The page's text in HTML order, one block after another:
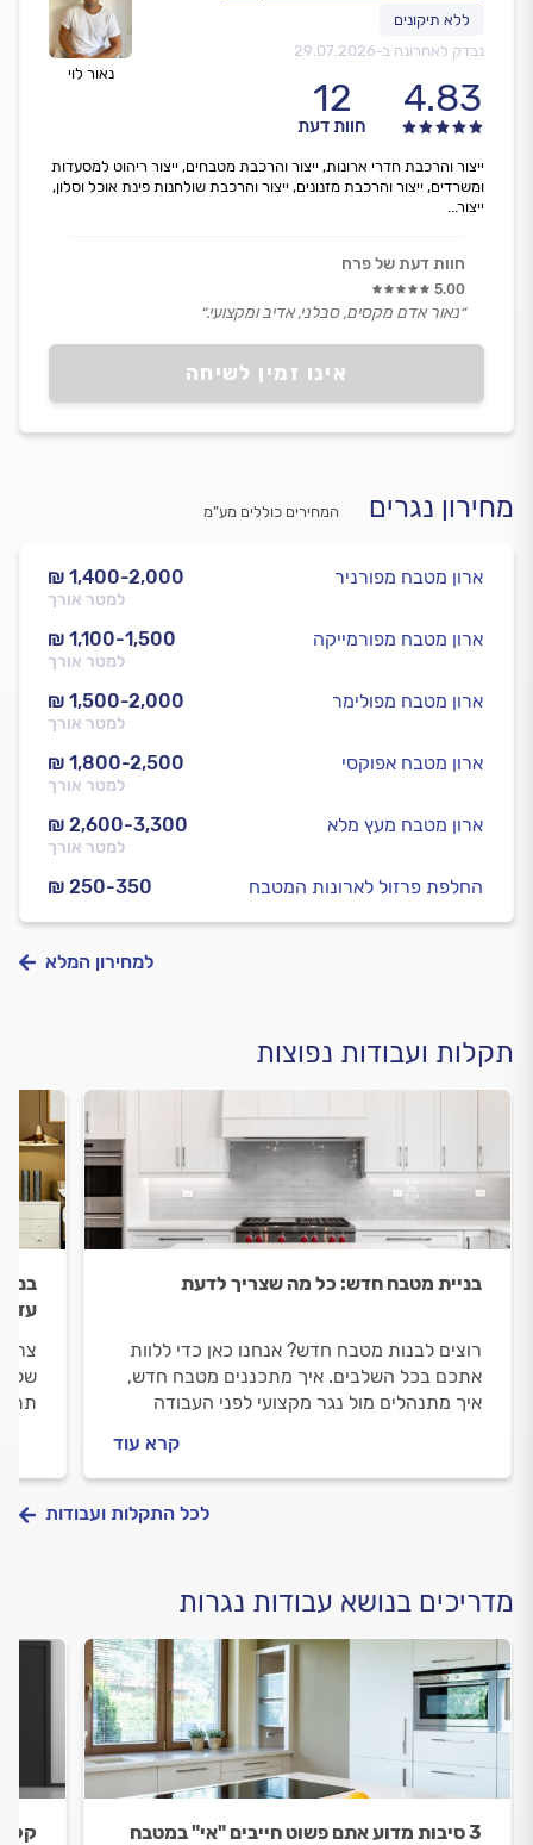
נאור לוי
נבדק לאחרונה ב-29.07.2026
4.83
12
חוות דעת
אינו זמין לשיחה
ייצור והרכבת חדרי ארונות, ייצור והרכבת מטבחים, ייצור ריהוט למסעדות
ומשרדים, ייצור והרכבת מזנונים, ייצור והרכבת שולחנות פינת אוכל וסלון,
ייצור...
חוות דעת של פרח
5.00
״נאור אדם מקסים, סבלני, אדיב ומקצועי.״
מחירון נגרים המחירים כוללים מע”מ
₪ 1,400-2,000
למטר אורך
ארון מטבח מפורניר
₪ 1,100-1,500
למטר אורך
ארון מטבח מפורמייקה
₪ 1,500-2,000
למטר אורך
ארון מטבח מפולימר
₪ 1,800-2,500
למטר אורך
ארון מטבח אפוקסי
₪ 2,600-3,300
למטר אורך
ארון מטבח מעץ מלא
₪ 250-350 החלפת פרזול לארונות המטבח
למחירון המלא
תקלות ועבודות נפוצות
בניית מטבח חדש: כל מה שצריך לדעת
רוצים לבנות מטבח חדש? אנחנו כאן כדי ללוות
אתכם בכל השלבים. איך מתכננים מטבח חדש,
איך מתנהלים מול נגר מקצועי לפני העבודה
קרא עוד
עד
לכל התקלות ועבודות
מדריכים בנושא עבודות נגרות
3 סיבות מדוע אתם פשוט חייבים "אי" במטבח